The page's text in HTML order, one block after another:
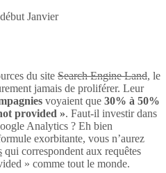
Janvier
du site Search Engine Land, le
jamais de proliférer. Leur
voyaient que 30% à 50%
provided ». Faut-il investir dans
Analytics ? Eh bien
exorbitante, vous n’aurez
qui correspondent aux requêtes
» comme tout le monde.